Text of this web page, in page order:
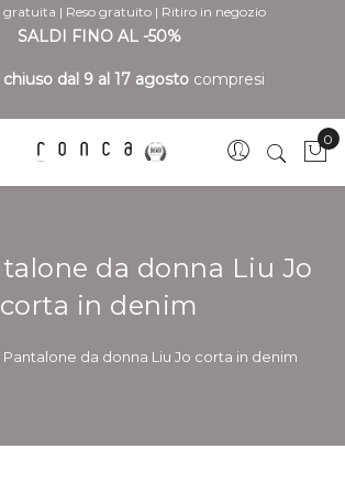
gratuita | Reso gratuito | Ritiro in negozio
SALDI FINO AL -50%
chiuso dal 9 al 17 agosto compresi
0
da donna Liu Jo
corta in denim
da donna Liu Jo corta in denim